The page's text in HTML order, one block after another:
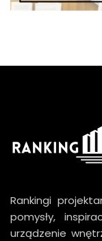
Rankingi
pomysły,
urządzenie